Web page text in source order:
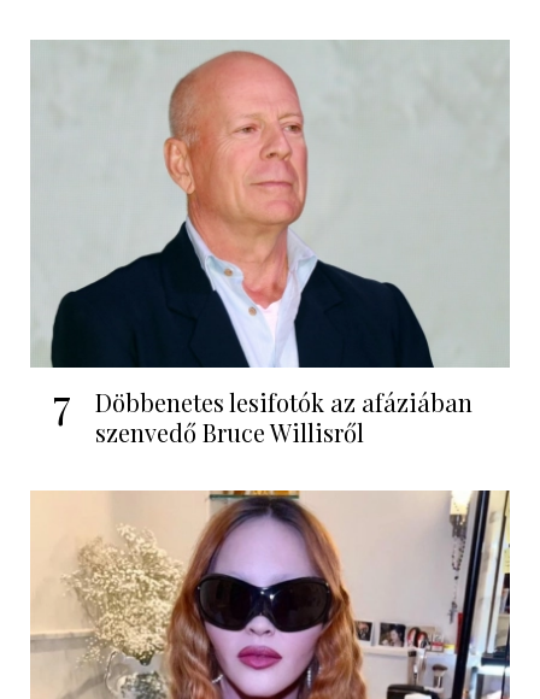
7
Döbbenetes lesifotók az afáziában
szenvedő Bruce Willisről